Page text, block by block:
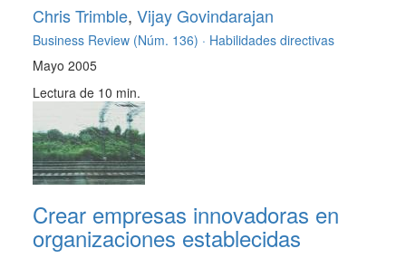
Chris Trimble, Vijay Govindarajan
Business Review (Núm. 136) · Habilidades directivas
Mayo 2005
Lectura de 10 min.
Crear empresas innovadoras en
organizaciones establecidas